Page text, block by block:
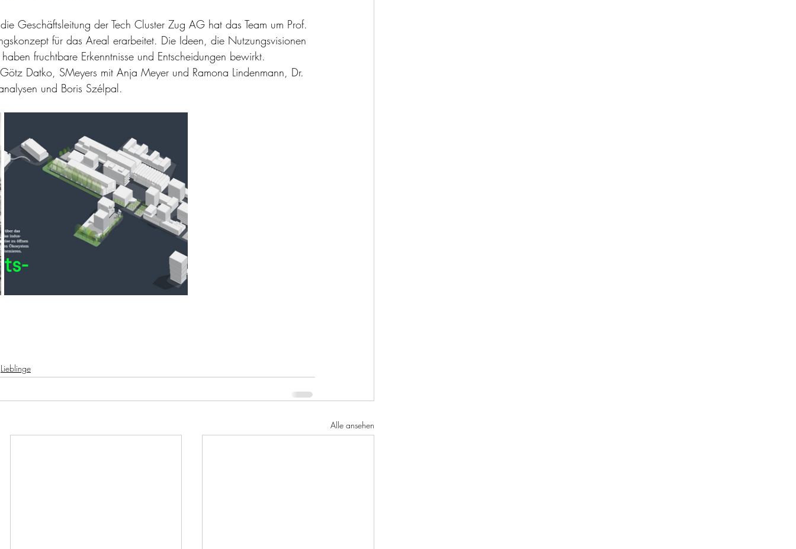
Geschäftsleitung der Tech Cluster Zug AG hat das Team um Prof.
für das Areal erarbeitet. Die Ideen, die Nutzungsvisionen
fruchtbare Erkenntnisse und Entscheidungen bewirkt.
Datko, SMeyers mit Anja Meyer und Ramona Lindenmann, Dr.
und Boris Szélpal.
Lieblinge
Alle ansehen